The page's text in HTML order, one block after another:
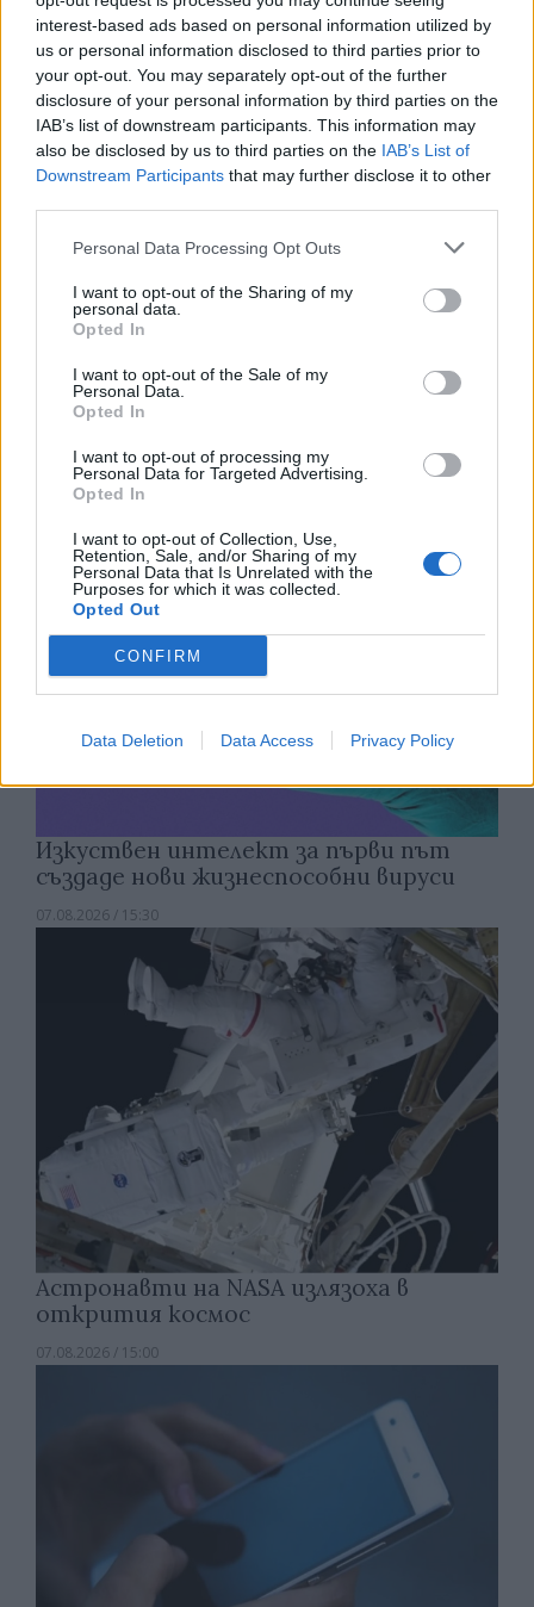
interest-based ads based on personal information utilized by
us or personal information disclosed to third parties prior to
your opt-out. You may separately opt-out of the further
disclosure of your personal information by third parties on the
IAB’s list of downstream participants. This information may
also be disclosed by us to third parties on the IAB’s List of
Downstream Participants that may further disclose it to other
Personal Data Processing Opt Outs
I want to opt-out of the Sharing of my
personal data.
Opted In
I want to opt-out of the Sale of my
Personal Data.
Opted In
I want to opt-out of processing my
Personal Data for Targeted Advertising.
Opted In
I want to opt-out of Collection, Use,
Retention, Sale, and/or Sharing of my
Personal Data that Is Unrelated with the
Purposes for which it was collected.
Opted Out
CONFIRM
Data Deletion Data Access Privacy Policy
07.08.2026 / 17:05
Древен храм на почти 900 години
откриха под кафене за сладолед в
07.08.2026 / 16:00
Изкуствен интелект за първи път
създаде нови жизнеспособни вируси
07.08.2026 / 15:30
Астронавти на NASA излязоха в
открития космос
07.08.2026 / 15:00